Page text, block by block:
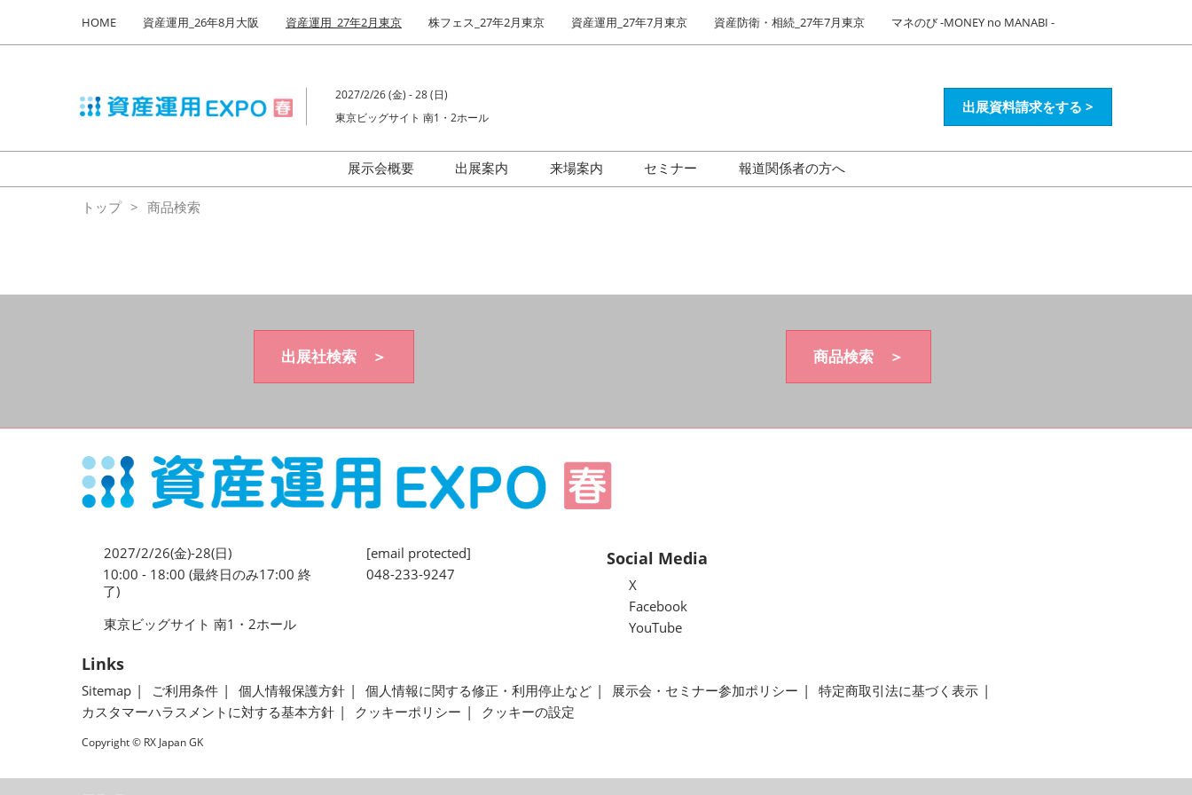
キ
し
て
to
HOME 資産運用_26年8月大阪 資産運用_27年2月東京 株フェス_27年2月東京 資産運用_27年7月東京 資産防衛・相続_27年7月東京 マネのび -MONEY no MANABI -
2027/2/26 (金) - 28 (日)
東京ビッグサイト 南1・2ホール
出展資料請求をする >
展示会概要
出展案内
来場案内
セミナー
報道関係者の方へ
トップ 商品検索
出展社検索 ＞ 商品検索 ＞
2027/2/26(金)-28(日)
10:00 - 18:00 (最終日のみ17:00 終
了)
東京ビッグサイト 南1・2ホール
[email protected]
048-233-9247
Social Media
X
Facebook
YouTube
Links
Sitemap ご利用条件 個人情報保護方針 個人情報に関する修正・利用停止など 展示会・セミナー参加ポリシー
特定商取引法に基づく表示
カスタマーハラスメントに対する基本方針
クッキーポリシー クッキーの設定
Copyright © RX Japan GK